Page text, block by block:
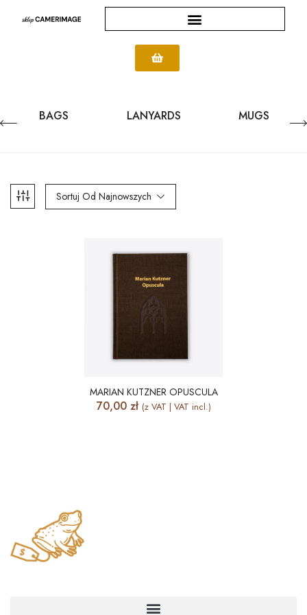
BAGS LANYARDS MUGS
Sortuj Od Najnowszych
MARIAN KUTZNER OPUSCULA
70,00 zł (z VAT | VAT incl.)